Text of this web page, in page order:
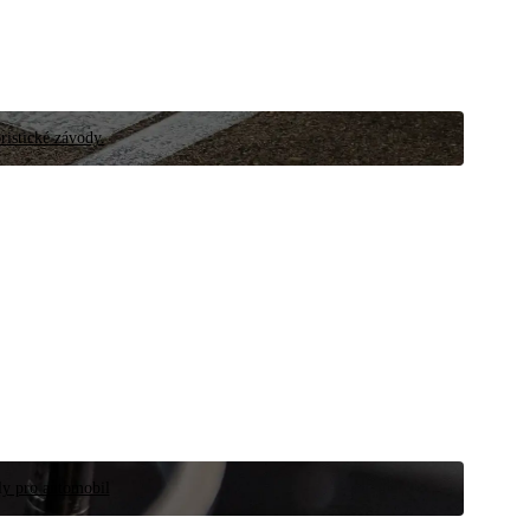
závody.
pro automobil